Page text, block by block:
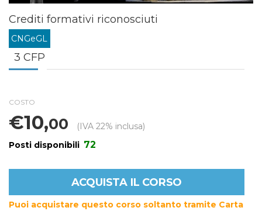
Crediti formativi riconosciuti
CNGeGL
3 CFP
COSTO
€10,00
(IVA 22% inclusa)
Posti disponibili 72
ACQUISTA IL CORSO
Puoi acquistare questo corso soltanto tramite Carta